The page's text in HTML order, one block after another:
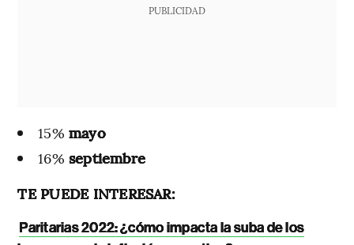
PUBLICIDAD
15% mayo
16% septiembre
TE PUEDE INTERESAR:
Paritarias 2022: ¿cómo impacta la suba de los